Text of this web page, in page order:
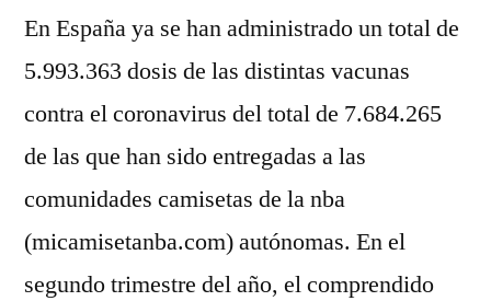
En España ya se han administrado un total de
5.993.363 dosis de las distintas vacunas
contra el coronavirus del total de 7.684.265
de las que han sido entregadas a las
comunidades camisetas de la nba
(micamisetanba.com) autónomas. En el
segundo trimestre del año, el comprendido